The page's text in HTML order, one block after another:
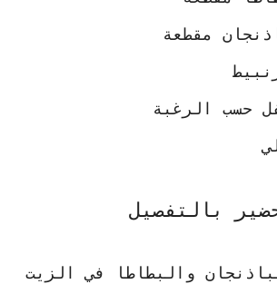
حسب الرغبة
بالتفصيل
والبطاطا في الزيت